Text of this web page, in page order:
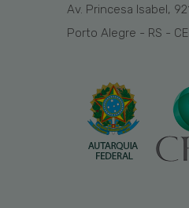
Av. Princesa Isabel,
Porto Alegre - RS -